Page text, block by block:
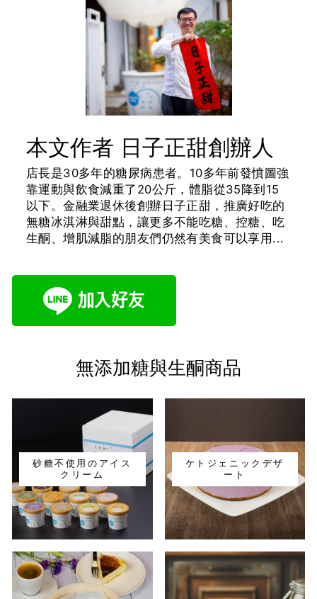
本文作者 日子正甜創辦人
店長是30多年的糖尿病患者。10多年前發憤圖強
靠運動與飲食減重了20公斤，體脂從35降到15
以下。金融業退休後創辦日子正甜，推廣好吃的
無糖冰淇淋與甜點，讓更多不能吃糖、控糖、吃
生酮、增肌減脂的朋友們仍然有美食可以享用...
無添加糖與生酮商品
砂糖不使用のアイス
クリーム
ケトジェニックデザ
ート